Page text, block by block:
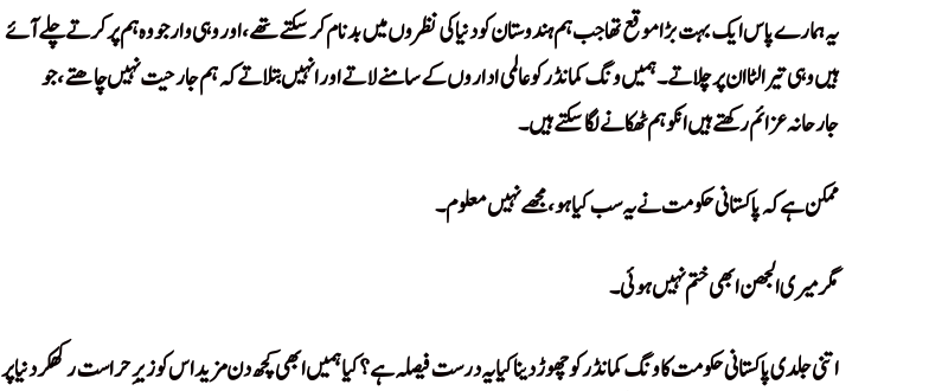
یہ ہمارے پاس ایک بہت بڑا موقع تھا جب ہم ہندوستان کو دنیا کی نظروں میں بدنام کر سکتے تھے، اور وہی وار جو وہ ہم پر کرتے چلے آئے
ہیں وہی تیر الٹا ان پر چلاتے۔ ہمیں ونگ کمانڈر کو عالمی اداروں کے سامنے لاتے اور انہیں بتلاتے کہ ہم جارحیت نہیں چاھتے، جو
جارحانہ عزائم رکھتے ہیں انکو ہم ٹھکانے لگا سکتے ہیں۔
ممکن ہے کہ پاکستانی حکومت نے یہ سب کیا ہو، مجھے نہیں معلوم۔
مگر میری الجھن ابھی ختم نہیں ہوئی۔
اتنی جلدی پاکستانی حکومت کا ونگ کمانڈر کو چھوڑ دینا کیا یہ درست فیصلہ ہے؟ کیا ہمیں ابھی کچھ دن مزید اس کو زیرِ حراست رکھکر دنیا پر